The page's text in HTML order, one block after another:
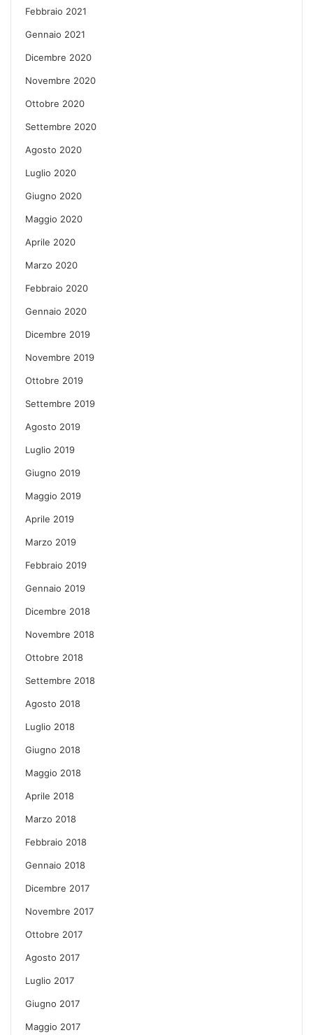
Febbraio 2021
Gennaio 2021
Dicembre 2020
Novembre 2020
Ottobre 2020
Settembre 2020
Agosto 2020
Luglio 2020
Giugno 2020
Maggio 2020
Aprile 2020
Marzo 2020
Febbraio 2020
Gennaio 2020
Dicembre 2019
Novembre 2019
Ottobre 2019
Settembre 2019
Agosto 2019
Luglio 2019
Giugno 2019
Maggio 2019
Aprile 2019
Marzo 2019
Febbraio 2019
Gennaio 2019
Dicembre 2018
Novembre 2018
Ottobre 2018
Settembre 2018
Agosto 2018
Luglio 2018
Giugno 2018
Maggio 2018
Aprile 2018
Marzo 2018
Febbraio 2018
Gennaio 2018
Dicembre 2017
Novembre 2017
Ottobre 2017
Agosto 2017
Luglio 2017
Giugno 2017
Maggio 2017